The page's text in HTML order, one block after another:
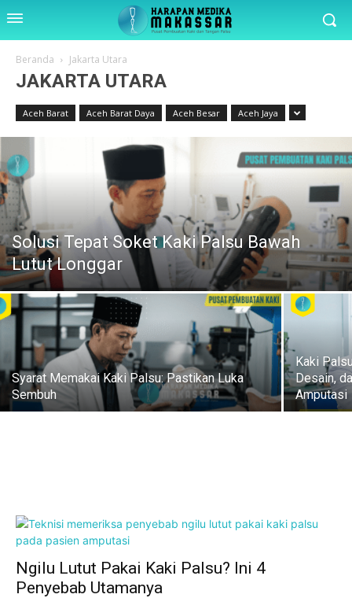
Beranda Jakarta Utara
JAKARTA UTARA
Aceh Barat Aceh Barat Daya Aceh Besar Aceh Jaya
Solusi Tepat Soket Kaki Palsu Bawah
Lutut Longgar
Syarat Memakai Kaki Palsu: Pastikan Luka
Sembuh
Kaki
Desain,
Amputasi
Ngilu Lutut Pakai Kaki Palsu? Ini 4
Penyebab Utamanya